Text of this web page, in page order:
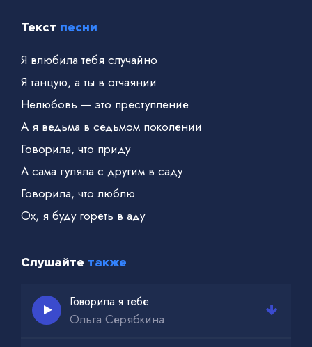
Текст песни
Я влюбила тебя случайно
Я танцую, а ты в отчаянии
Нелюбовь — это преступление
А я ведьма в седьмом поколении
Говорила, что приду
А сама гуляла с другим в саду
Говорила, что люблю
Ох, я буду гореть в аду
Слушайте также
Говорила я тебе
Ольга Серябкина